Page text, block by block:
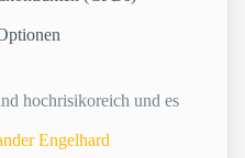
hochrisikoreich und es
Engelhard